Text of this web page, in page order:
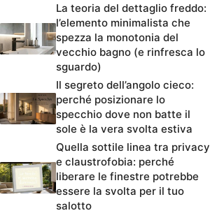
La teoria del dettaglio freddo:
l’elemento minimalista che
spezza la monotonia del
vecchio bagno (e rinfresca lo
sguardo)
Il segreto dell’angolo cieco:
perché posizionare lo
specchio dove non batte il
sole è la vera svolta estiva
Quella sottile linea tra privacy
e claustrofobia: perché
liberare le finestre potrebbe
essere la svolta per il tuo
salotto